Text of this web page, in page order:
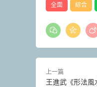
全面 綜合
上一篇
王進武《形法風